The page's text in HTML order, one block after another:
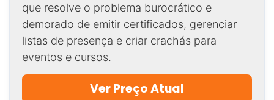
que resolve o problema burocrático e
demorado de emitir certificados, gerenciar
listas de presença e criar crachás para
eventos e cursos.
Ver Preço Atual